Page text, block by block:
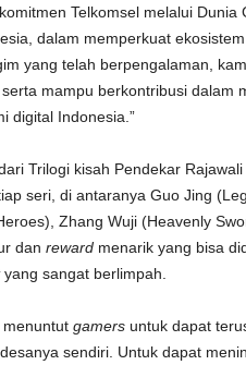
Telkomsel melalui Dunia
dalam memperkuat
yang telah berpengalaman,
mampu berkontribusi dalam
digital Indonesia.”
Trilogi kisah Pendekar
seri, di antaranya Guo Jing
Zhang Wuji (Heavenly
dan reward menarik yang bisa
yang sangat berlimpah.
gamersuntuk dapat
sendiri. Untuk dapat